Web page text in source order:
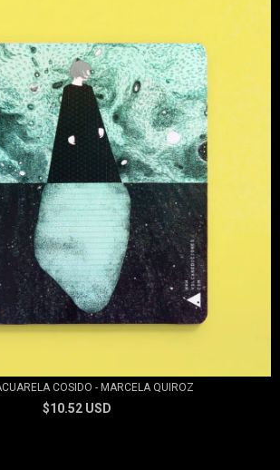
COSIDO - MARCELA QUIROZ
$10.52 USD